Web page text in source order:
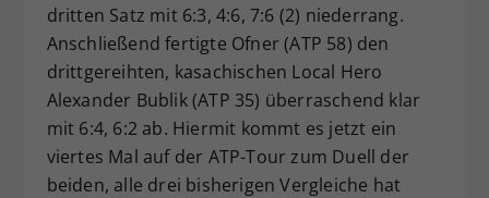
dritten Satz mit 6:3, 4:6, 7:6 (2) niederrang.
Anschließend fertigte Ofner (ATP 58) den
drittgereihten, kasachischen Local Hero
Alexander Bublik (ATP 35) überraschend klar
mit 6:4, 6:2 ab. Hiermit kommt es jetzt ein
viertes Mal auf der ATP-Tour zum Duell der
beiden, alle drei bisherigen Vergleiche hat